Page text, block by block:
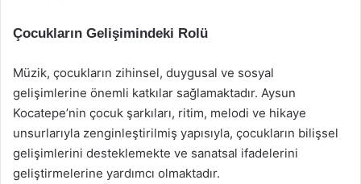
Çocukların Gelişimindeki Rolü
Müzik, çocukların zihinsel, duygusal ve sosyal
gelişimlerine önemli katkılar sağlamaktadır. Aysun
Kocatepe’nin çocuk şarkıları, ritim, melodi ve hikaye
unsurlarıyla zenginleştirilmiş yapısıyla, çocukların bilişsel
gelişimlerini desteklemekte ve sanatsal ifadelerini
geliştirmelerine yardımcı olmaktadır.